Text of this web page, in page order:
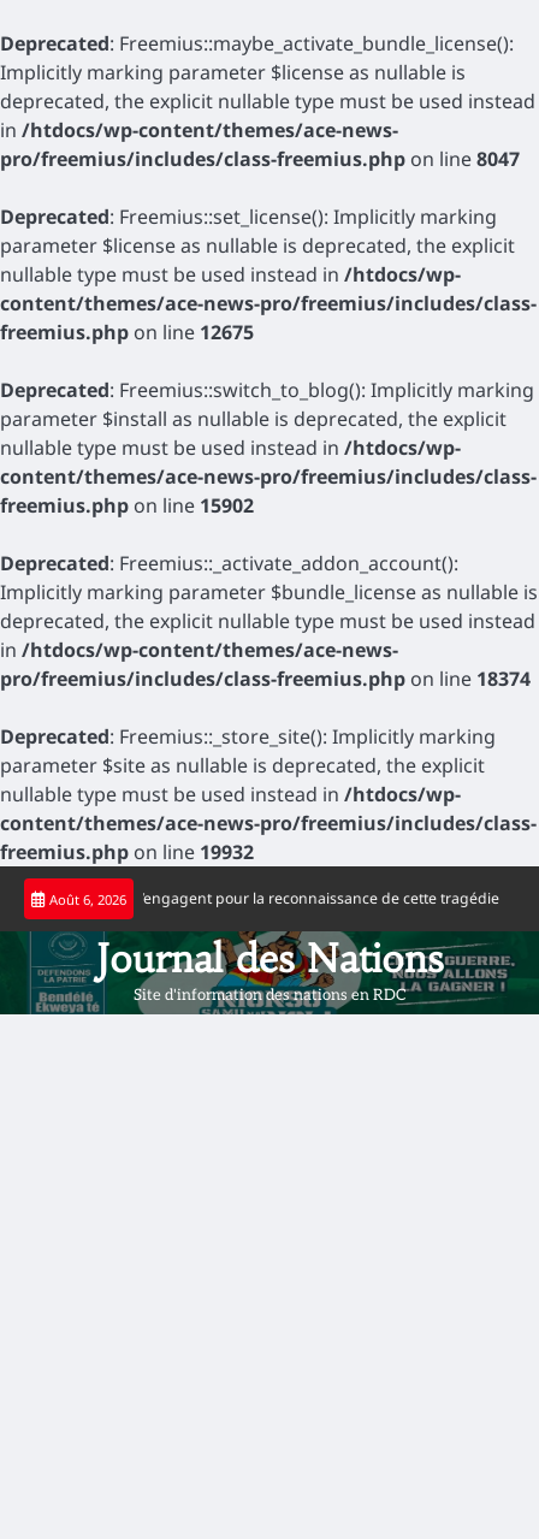
Deprecated: Freemius::maybe_activate_bundle_license():
Implicitly marking parameter $license as nullable is
deprecated, the explicit nullable type must be used instead
in /htdocs/wp-content/themes/ace-news-
pro/freemius/includes/class-freemius.php on line8047
Deprecated: Freemius::set_license(): Implicitly marking
parameter $license as nullable is deprecated, the explicit
nullable type must be used instead in /htdocs/wp-
content/themes/ace-news-pro/freemius/includes/class-
freemius.php on line 12675
Deprecated: Freemius::switch_to_blog(): Implicitly marking
parameter $install as nullable is deprecated, the explicit
nullable type must be used instead in /htdocs/wp-
content/themes/ace-news-pro/freemius/includes/class-
freemius.php on line 15902
Deprecated: Freemius::_activate_addon_account():
Implicitly marking parameter $bundle_license as nullable is
deprecated, the explicit nullable type must be used instead
in /htdocs/wp-content/themes/ace-news-
pro/freemius/includes/class-freemius.php on line 18374
Deprecated: Freemius::_store_site(): Implicitly marking
parameter $site as nullable is deprecated, the explicit
nullable type must be used instead in /htdocs/wp-
content/themes/ace-news-pro/freemius/includes/class-
freemius.php on line 19932
Skip
content
Août 6, 2026
s’engagent pour la reconnaissance de cette tragédie Football :
Journal des Nations
Site d'information des nations en RDC